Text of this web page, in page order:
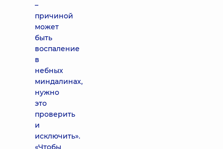
–
причиной
может
быть
воспаление
в
небных
миндалинах,
нужно
это
проверить
и
исключить».
«Чтобы